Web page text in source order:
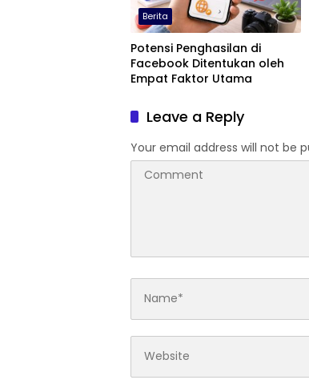
Berita
Potensi Penghasilan di
Facebook Ditentukan oleh
Empat Faktor Utama
Leave a Reply
Your email address will not be